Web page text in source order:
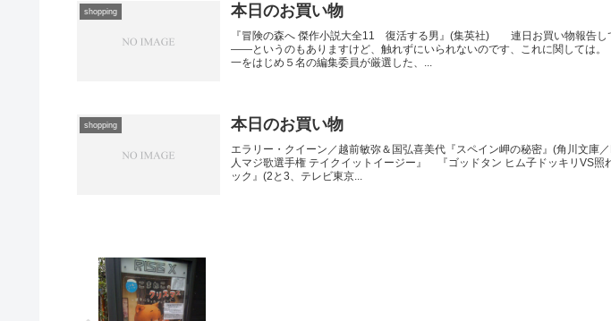
shopping 本日のお買い物
『冒険の森へ 傑作小説大全11 復活する男』(集英社) 連日お買い物報告し
――というのもありますけど、触れずにいられないのです、これに関しては
一をはじめ５名の編集委員が厳選した、...
shopping 本日のお買い物
エラリー・クイーン／越前敏弥＆国弘喜美代『スペイン岬の秘密』(角川文庫
人マジ歌選手権 テイクイットイージー』 『ゴッドタン ヒム子ドッキリVS照
ック』(2と3、テレビ東京...